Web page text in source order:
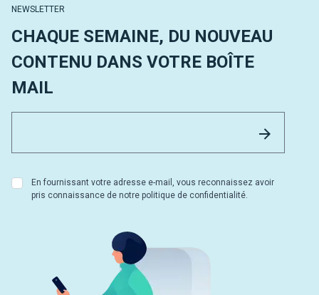
NEWSLETTER
CHAQUE SEMAINE, DU NOUVEAU
CONTENU DANS VOTRE BOÎTE
MAIL
En fournissant votre adresse e-mail, vous reconnaissez avoir
pris connaissance de notre politique de confidentialité.